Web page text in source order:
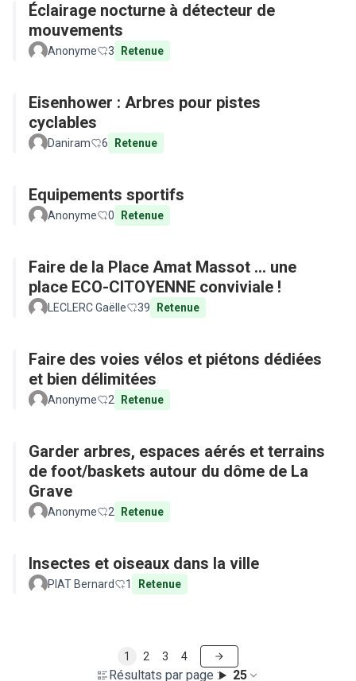
Éclairage nocturne à détecteur de
mouvements
Anonyme 3 Retenue
Eisenhower : Arbres pour pistes
cyclables
Daniram 6 Retenue
Equipements sportifs
Anonyme 0 Retenue
Faire de la Place Amat Massot ... une
place ECO-CITOYENNE conviviale !
LECLERC Gaëlle 39 Retenue
Faire des voies vélos et piétons dédiées
et bien délimitées
Anonyme 2 Retenue
Garder arbres, espaces aérés et terrains
de foot/baskets autour du dôme de La
Grave
Anonyme 2 Retenue
Insectes et oiseaux dans la ville
PIAT Bernard 1 Retenue
Résultats par page : 25
1 2 3 4